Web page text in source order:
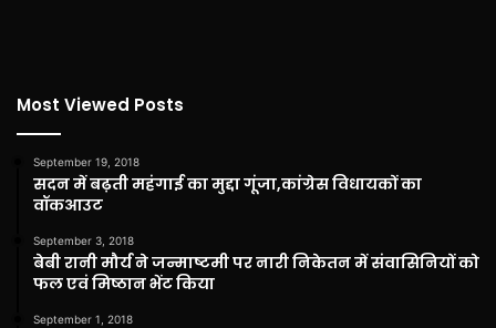
Most Viewed Posts
September 19, 2018
सदन में बढ़ती महंगाई का मुद्दा गूंजा,कांग्रेस विधायकों का
वॉकआउट
September 3, 2018
बेबी रानी मौर्य ने जन्माष्टमी पर नारी निकेतन में संवासिनियों को
फल एवं मिष्ठान भेंट किया
September 1, 2018